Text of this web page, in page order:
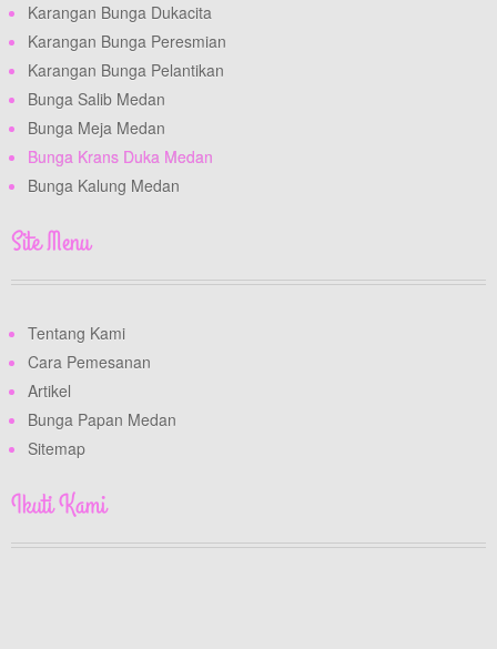
Karangan Bunga Dukacita
Karangan Bunga Peresmian
Karangan Bunga Pelantikan
Bunga Salib Medan
Bunga Meja Medan
Bunga Krans Duka Medan
Bunga Kalung Medan
Site Menu
Tentang Kami
Cara Pemesanan
Artikel
Bunga Papan Medan
Sitemap
Ikuti Kami